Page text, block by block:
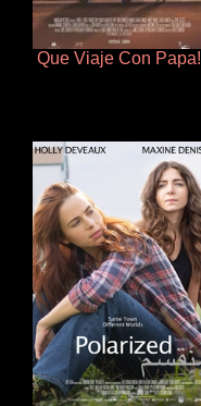
Que Viaje Con Papa!